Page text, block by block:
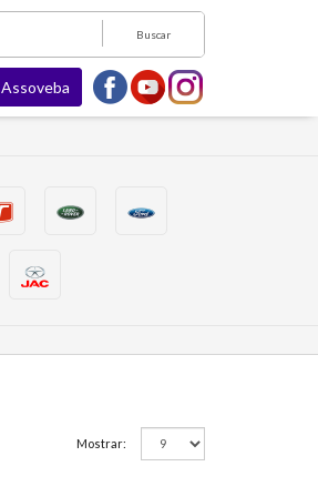
Buscar
Assoveba
Mostrar: